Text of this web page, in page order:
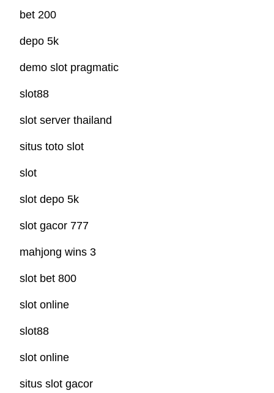
bet 200
depo 5k
demo slot pragmatic
slot88
slot server thailand
situs toto slot
slot
slot depo 5k
slot gacor 777
mahjong wins 3
slot bet 800
slot online
slot88
slot online
situs slot gacor